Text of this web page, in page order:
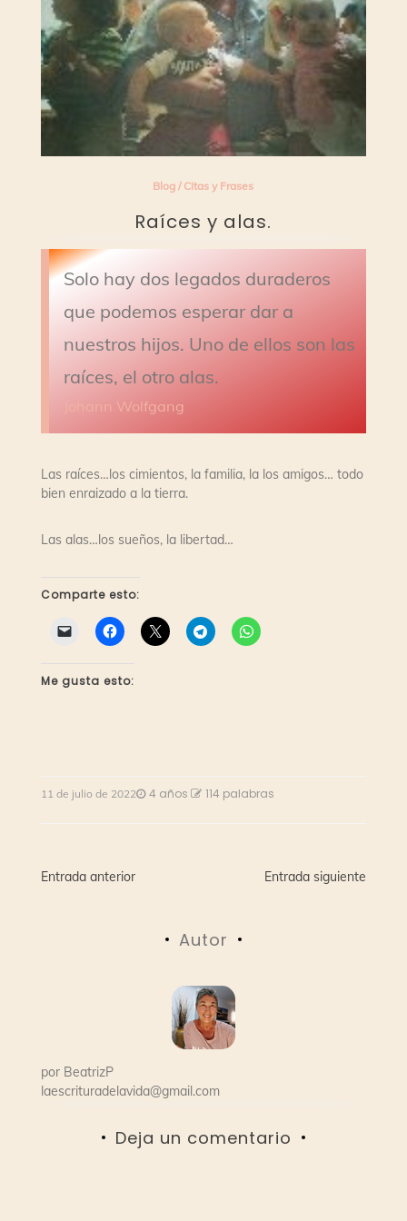
Blog / Citas y Frases
Raíces y alas.
Solo hay dos legados duraderos
que podemos esperar dar a
nuestros hijos. Uno de ellos son las
raíces, el otro alas.
Johann Wolfgang
Las raíces…los cimientos, la familia, la los amigos… todo
bien enraizado a la tierra.
Las alas…los sueños, la libertad…
Comparte esto:
Me gusta esto:
11 de julio de 2022 4 años 114 palabras
Navegación
entradas
Entrada anterior Entrada siguiente
Autor
por BeatrizP
laescrituradelavida@gmail.com
Deja un comentario